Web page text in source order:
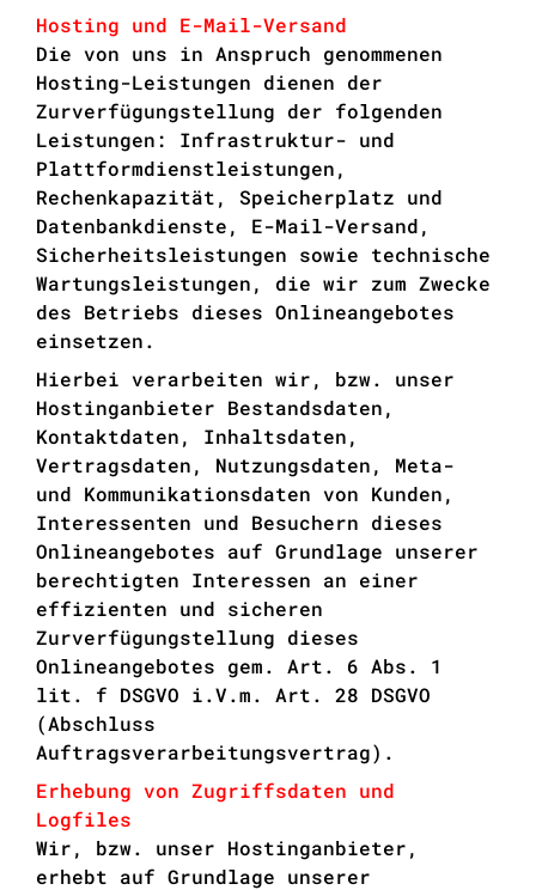
Hosting und E-Mail-Versand
Die von uns in Anspruch genommenen
Hosting-Leistungen dienen der
Zurverfügungstellung der folgenden
Leistungen: Infrastruktur- und
Plattformdienstleistungen,
Rechenkapazität, Speicherplatz und
Datenbankdienste, E-Mail-Versand,
Sicherheitsleistungen sowie technische
Wartungsleistungen, die wir zum Zwecke
des Betriebs dieses Onlineangebotes
einsetzen.
Hierbei verarbeiten wir, bzw. unser
Hostinganbieter Bestandsdaten,
Kontaktdaten, Inhaltsdaten,
Vertragsdaten, Nutzungsdaten, Meta-
und Kommunikationsdaten von Kunden,
Interessenten und Besuchern dieses
Onlineangebotes auf Grundlage unserer
berechtigten Interessen an einer
effizienten und sicheren
Zurverfügungstellung dieses
Onlineangebotes gem. Art. 6 Abs. 1
lit. f DSGVO i.V.m. Art. 28 DSGVO
(Abschluss
Auftragsverarbeitungsvertrag).
Erhebung von Zugriffsdaten und
Logfiles
Wir, bzw. unser Hostinganbieter,
erhebt auf Grundlage unserer